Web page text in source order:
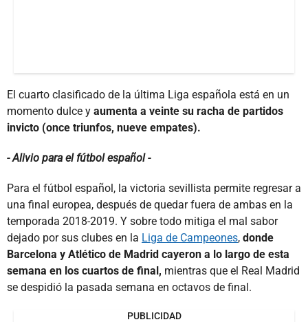
El cuarto clasificado de la última Liga española está en un
momento dulce y aumenta a veinte su racha de partidos
invicto (once triunfos, nueve empates).
- Alivio para el fútbol español -
Para el fútbol español, la victoria sevillista permite regresar a
una final europea, después de quedar fuera de ambas en la
temporada 2018-2019. Y sobre todo mitiga el mal sabor
dejado por sus clubes en la Liga de Campeones, donde
Barcelona y Atlético de Madrid cayeron a lo largo de esta
semana en los cuartos de final, mientras que el Real Madrid
se despidió la pasada semana en octavos de final.
PUBLICIDAD